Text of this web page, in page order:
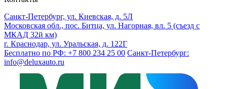
Санкт-Петербург, ул. Киевская, д. 5Л
Московская обл., пос. Битца, ул. Нагорная, вл. 5 (съезд с
МКАД 32й км)
г. Краснодар, ул. Уральская, д. 122Г
Бесплатно по РФ: +7 800 234 25 00 Санкт-Петербург:
info@deluxauto.ru